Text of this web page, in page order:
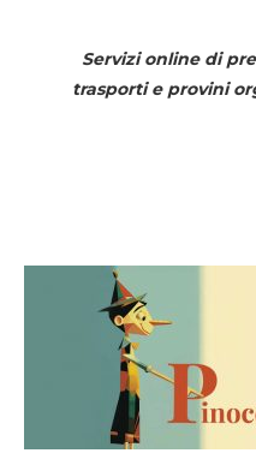
Servizi online di
trasporti e provini